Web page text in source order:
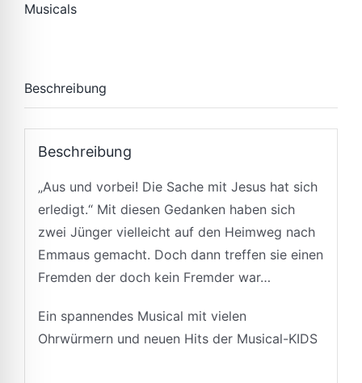
Musicals
Beschreibung
Beschreibung
„Aus und vorbei! Die Sache mit Jesus hat sich
erledigt.“ Mit diesen Gedanken haben sich
zwei Jünger vielleicht auf den Heimweg nach
Emmaus gemacht. Doch dann treffen sie einen
Fremden der doch kein Fremder war…
Ein spannendes Musical mit vielen
Ohrwürmern und neuen Hits der Musical-KIDS